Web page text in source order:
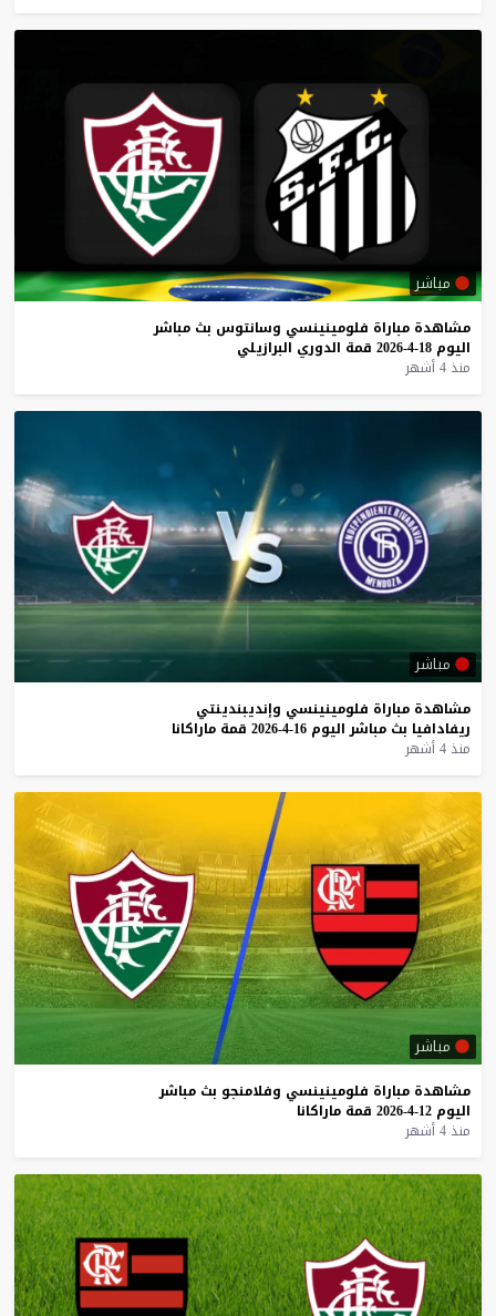
مباشر
مشاهدة مباراة فلومينينسي وسانتوس بث مباشر
اليوم 18-4-2026 قمة الدوري البرازيلي
منذ 4 أشهر
مباشر
مشاهدة مباراة فلومينينسي وإنديبندينتي
ريفادافيا بث مباشر اليوم 16-4-2026 قمة ماراكانا
منذ 4 أشهر
مباشر
مشاهدة مباراة فلومينينسي وفلامنجو بث مباشر
اليوم 12-4-2026 قمة ماراكانا
منذ 4 أشهر